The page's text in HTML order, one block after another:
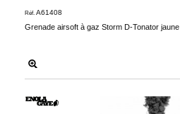
Grenade airsoft à gaz Storm D-Tonator jaune
Réf. A61408